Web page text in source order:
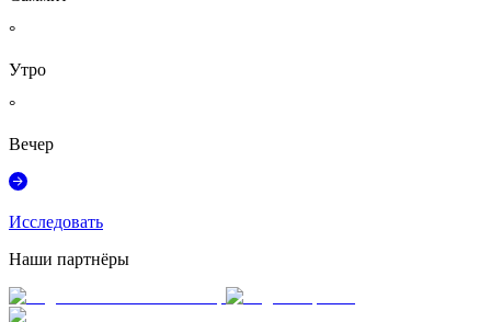
°
Утро
°
Вечер
Исследовать
Наши партнёры